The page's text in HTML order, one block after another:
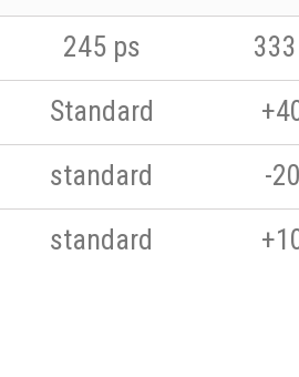
245 ps
Standard
standard
-
standard